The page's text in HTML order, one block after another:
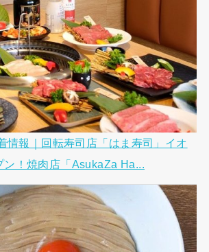
情報｜回転寿司店「はま寿司」イオ
ン！焼肉店「AsukaZa Ha...